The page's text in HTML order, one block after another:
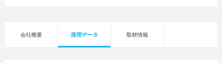
会社概要 採用データ 取材情報